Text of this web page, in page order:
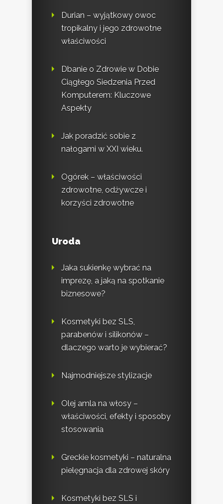
Durian – wyjątkowy owoc
tropikalny i jego zdrowotne
właściwości
Dbanie o Zdrowie w Dobie
Ciągłego Siedzenia Przed
Komputerem: Kluczowe
Aspekty
Jak poradzić sobie z
nałogami w XXI wieku.
Ogórek – właściwości
zdrowotne, odżywcze i
korzyści zdrowotne
Uroda
Jaka sukienkę wybrać na
imprezę, a jaką na spotkanie
biznesowe?
Kosmetyki bez SLS,
parabenów i silikonów –
dlaczego warto je wybierać?
Najmodniejsze stylizacje
Olej amla na włosy –
właściwości, efekty i sposoby
stosowania
Greckie kosmetyki – naturalna
pielęgnacja dla zdrowej skóry
Kosmetyki bez SLS i